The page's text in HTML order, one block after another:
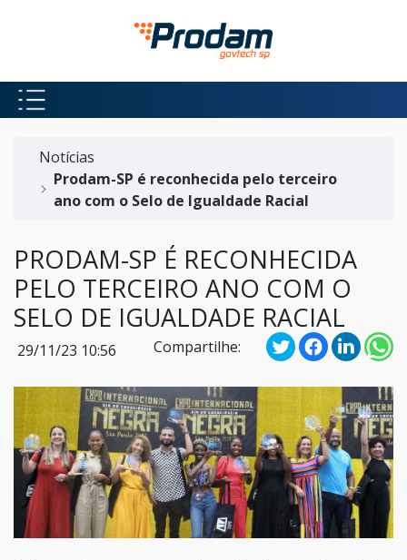
Pular para o Conteúdo principal
Notícias
Prodam-SP é reconhecida pelo terceiro
ano com o Selo de Igualdade Racial
PRODAM-SP É RECONHECIDA
PELO TERCEIRO ANO COM O
SELO DE IGUALDADE RACIAL
29/11/23 10:56 Compartilhe: